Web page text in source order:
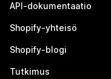
API-dokumentaatio
Shopify-yhteisö
Shopify-blogi
Tutkimus